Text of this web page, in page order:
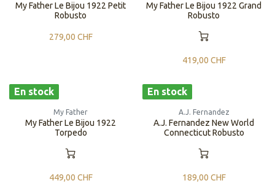
My Father Le Bijou 1922 Petit
Robusto
279,00 CHF
My Father Le Bijou 1922 Grand
Robusto
419,00 CHF
En stock
My Father
My Father Le Bijou 1922
Torpedo
449,00 CHF
En stock
A.J. Fernandez
A.J. Fernandez New World
Connecticut Robusto
189,00 CHF